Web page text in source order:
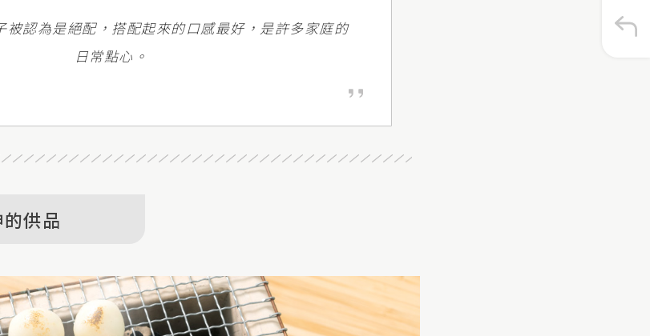
被認為是絕配，搭配起來的口感最好，是許多家庭的
日常點心。
供品